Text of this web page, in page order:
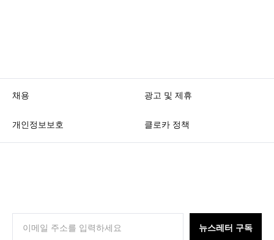
채용 광고 및 제휴
개인정보보호 클로카 정책
뉴스레터 구독